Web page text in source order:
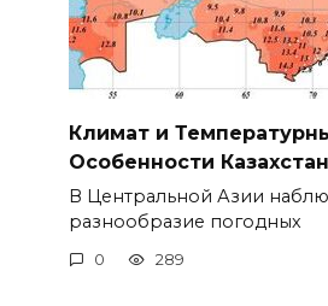
Климат и
Особенности
В Центральной Азии
разнообразие погодных
0 289